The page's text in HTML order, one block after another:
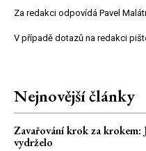
Za redakci odpovídá Pavel
V případě dotazů na redakci
Nejnovější články
Zavařování krok za krokem:
vydrželo